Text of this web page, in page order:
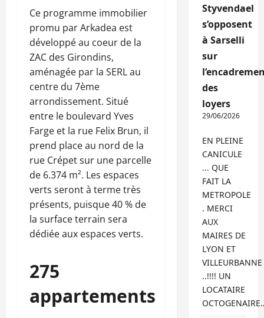
Ce programme immobilier
promu par Arkadea est
développé au coeur de la
ZAC des Girondins,
aménagée par la SERL au
centre du 7ème
arrondissement. Situé
entre le boulevard Yves
Farge et la rue Felix Brun, il
prend place au nord de la
rue Crépet sur une parcelle
de 6.374 m². Les espaces
verts seront à terme très
présents, puisque 40 % de
la surface terrain sera
dédiée aux espaces verts.
275
appartements
Styvendael
s’opposent
à Sarselli
sur
des
loyers
29/06/2026
EN PLEINE
CANICULE
... QUE
FAIT LA
METROPOLE
. MERCI
AUX
MAIRES DE
LYON ET
VILLEURBANNE
..!!!! UN
LOCATAIRE